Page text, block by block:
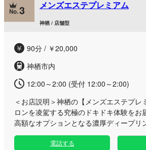
うな至福のひとときをお届けいたします
の重さが気になる方にも大変おすすめの
さらに、多彩な魅力を持つ人妻セラピス
ッドスパやホイップマッサージ、パウダ
当するセラピストがそれぞれの持ち味を
施術でおもてなしいたします。 誰にも邪
ム型マンションの隠れ家で、貴方様だけ
しております。日常の喧騒を忘れさせる
を、ぜひご体験ください。
3 メンズエステプレミアム
神栖 / 店舗型
90分 / ￥20,000
神栖市内
12:00～2:00 (受付 12:00～2:00)
＜お店説明＞神栖の【メンズエステプレ
ロンを凌駕する究極のドキドキ体験をお
高額なオプションとなる濃厚ディープリ
イル増量を、追加料金なしの破格でご
ュー「プレミアムコース」は、通常の内
電話する